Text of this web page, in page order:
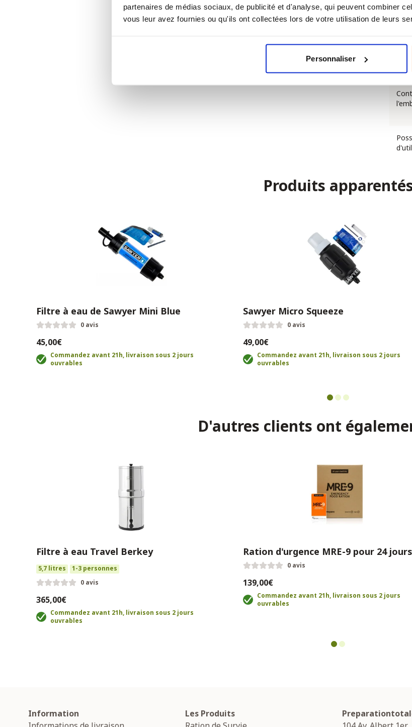
partenaires de médias sociaux, de publicité et d'analyse, qui peuvent combiner
vous leur avez fournies ou qu'ils ont collectées lors de votre utilisation de leurs
Personnaliser
Produits
Filtre à eau de Sawyer Mini Blue
0 avis
45,00€
Commandez avant 21h, livraison sous 2 jours
ouvrables
Sawyer Micro Squeeze
0 avis
49,00€
Commandez avant 21h, livraison sous 2 jours
ouvrables
D'autres clients ont
Filtre à eau Travel Berkey
5,7 litres
1-3 personnes
0 avis
365,00€
Commandez avant 21h, livraison sous 2 jours
ouvrables
Ration d'urgence MRE-9 pour 24 jours
0 avis
139,00€
Commandez avant 21h, livraison sous 2 jours
ouvrables
Information
Les Produits